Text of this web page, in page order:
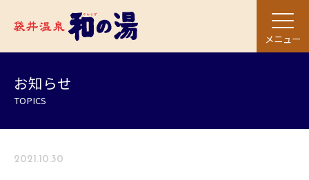
メニュー
お知らせ
TOPICS
2021.10.30